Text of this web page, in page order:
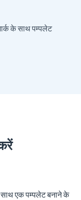
के साथ पम्पलेट
एक पम्पलेट बनाने के